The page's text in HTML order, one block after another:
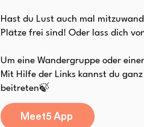
Hast du Lust auch mal
Plätze frei sind! Oder lass dich
Um eine Wandergruppe oder
Mit Hilfe der Links kannst du
beitreten🍃
Meet5 App